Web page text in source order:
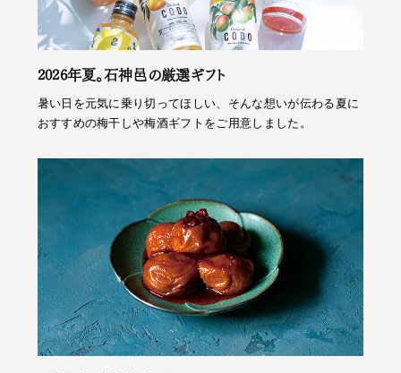
2026年夏。石神邑の厳選ギフト
暑い日を元気に乗り切ってほしい、そんな想いが伝わる夏に
おすすめの梅干しや梅酒ギフトをご用意しました。